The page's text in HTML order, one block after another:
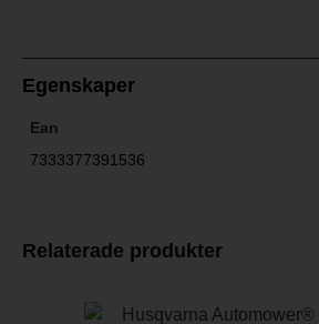
Egenskaper
Ean
7333377391536
Relaterade produkter